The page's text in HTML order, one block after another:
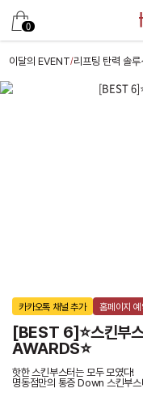
0
이달의 EVENT/리프팅 탄력 솔루
카카오톡 채널 추가 홈페이지 예
[BEST 6]⭐스킨부
AWARDS⭐
핫한 스킨부스터는 모두 모였다!
명동점만의 통증 Down 스킨부스